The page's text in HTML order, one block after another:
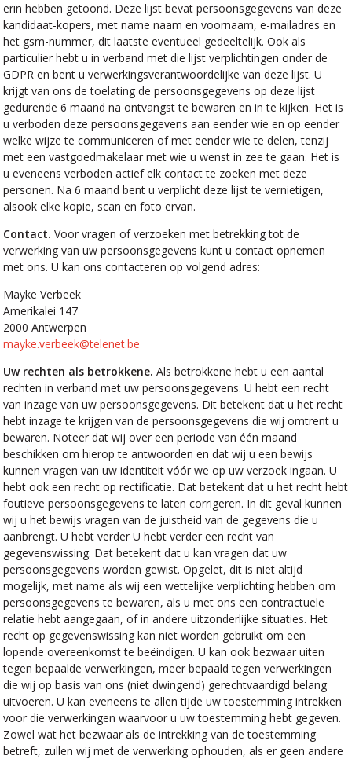
erin hebben getoond. Deze lijst bevat persoonsgegevens van deze
kandidaat-kopers, met name naam en voornaam, e-mailadres en
het gsm-nummer, dit laatste eventueel gedeeltelijk. Ook als
particulier hebt u in verband met die lijst verplichtingen onder de
GDPR en bent u verwerkingsverantwoordelijke van deze lijst. U
krijgt van ons de toelating de persoonsgegevens op deze lijst
gedurende 6 maand na ontvangst te bewaren en in te kijken. Het is
u verboden deze persoonsgegevens aan eender wie en op eender
welke wijze te communiceren of met eender wie te delen, tenzij
met een vastgoedmakelaar met wie u wenst in zee te gaan. Het is
u eveneens verboden actief elk contact te zoeken met deze
personen. Na 6 maand bent u verplicht deze lijst te vernietigen,
alsook elke kopie, scan en foto ervan.
Contact. Voor vragen of verzoeken met betrekking tot de
verwerking van uw persoonsgegevens kunt u contact opnemen
met ons. U kan ons contacteren op volgend adres:
Mayke Verbeek
Amerikalei 147
2000 Antwerpen
mayke.verbeek@telenet.be
Uw rechten als betrokkene. Als betrokkene hebt u een aantal
rechten in verband met uw persoonsgegevens. U hebt een recht
van inzage van uw persoonsgegevens. Dit betekent dat u het recht
hebt inzage te krijgen van de persoonsgegevens die wij omtrent u
bewaren. Noteer dat wij over een periode van één maand
beschikken om hierop te antwoorden en dat wij u een bewijs
kunnen vragen van uw identiteit vóór we op uw verzoek ingaan. U
hebt ook een recht op rectificatie. Dat betekent dat u het recht hebt
foutieve persoonsgegevens te laten corrigeren. In dit geval kunnen
wij u het bewijs vragen van de juistheid van de gegevens die u
aanbrengt. U hebt verder U hebt verder een recht van
gegevenswissing. Dat betekent dat u kan vragen dat uw
persoonsgegevens worden gewist. Opgelet, dit is niet altijd
mogelijk, met name als wij een wettelijke verplichting hebben om
persoonsgegevens te bewaren, als u met ons een contractuele
relatie hebt aangegaan, of in andere uitzonderlijke situaties. Het
recht op gegevenswissing kan niet worden gebruikt om een
lopende overeenkomst te beëindigen. U kan ook bezwaar uiten
tegen bepaalde verwerkingen, meer bepaald tegen verwerkingen
die wij op basis van ons (niet dwingend) gerechtvaardigd belang
uitvoeren. U kan eveneens te allen tijde uw toestemming intrekken
voor die verwerkingen waarvoor u uw toestemming hebt gegeven.
Zowel wat het bezwaar als de intrekking van de toestemming
betreft, zullen wij met de verwerking ophouden, als er geen andere